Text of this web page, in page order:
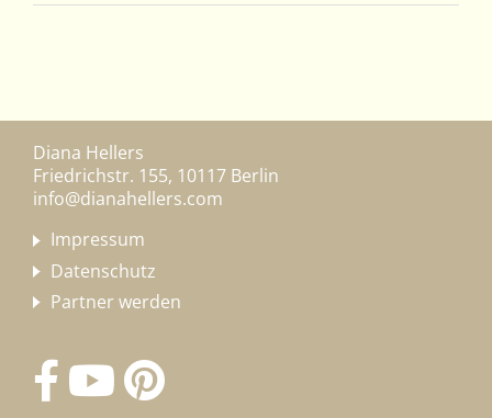
Diana Hellers
Friedrichstr. 155, 10117 Berlin
info@dianahellers.com
Impressum
Datenschutz
Partner werden